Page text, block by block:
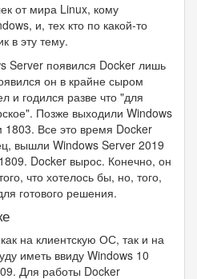
от мира Linux, кому
и, тех кто по какой-то
в эту тему.
Server появился Docker лишь
он в крайне сыром
и годился разве что "для
Позже выходили Windows
Все это время Docker
вышли Windows Server 2019
Docker вырос. Конечно, он
что хотелось бы, но, того,
готового решения.
на клиентскую ОС, так и на
иметь ввиду Windows 10
Для работы Docker